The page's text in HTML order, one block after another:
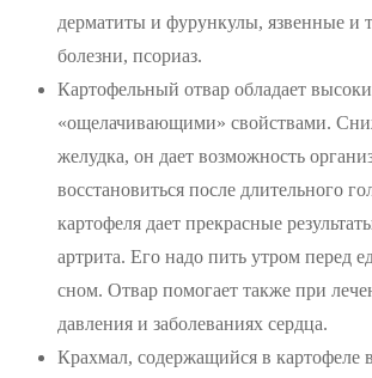
дерматиты и фурункулы, язвенные и
болезни, псориаз.
Картофельный отвар обладает
«ощелачивающими» свойствами.
желудка, он дает возможность
восстановиться после длительного
картофеля дает прекрасные
артрита. Его надо пить утром перед
сном. Отвар помогает также при
давления и заболеваниях сердца.
Крахмал, содержащийся в картофеле